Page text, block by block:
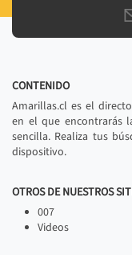
CONTENIDO
Amarillas.cl es el
en el que encontrarás
sencilla. Realiza tus
dispositivo.
OTROS DE NUESTROS
007
Videos